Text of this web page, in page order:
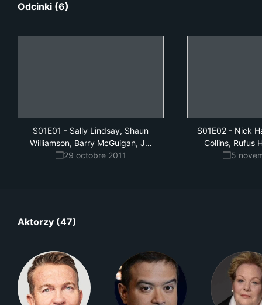
Odcinki (6)
S01E01 - Sally Lindsay, Shaun
Williamson, Barry McGuigan, J…
29 octobre 2011
S01E02- Nick
Collins, Rufus
5
Aktorzy (47)